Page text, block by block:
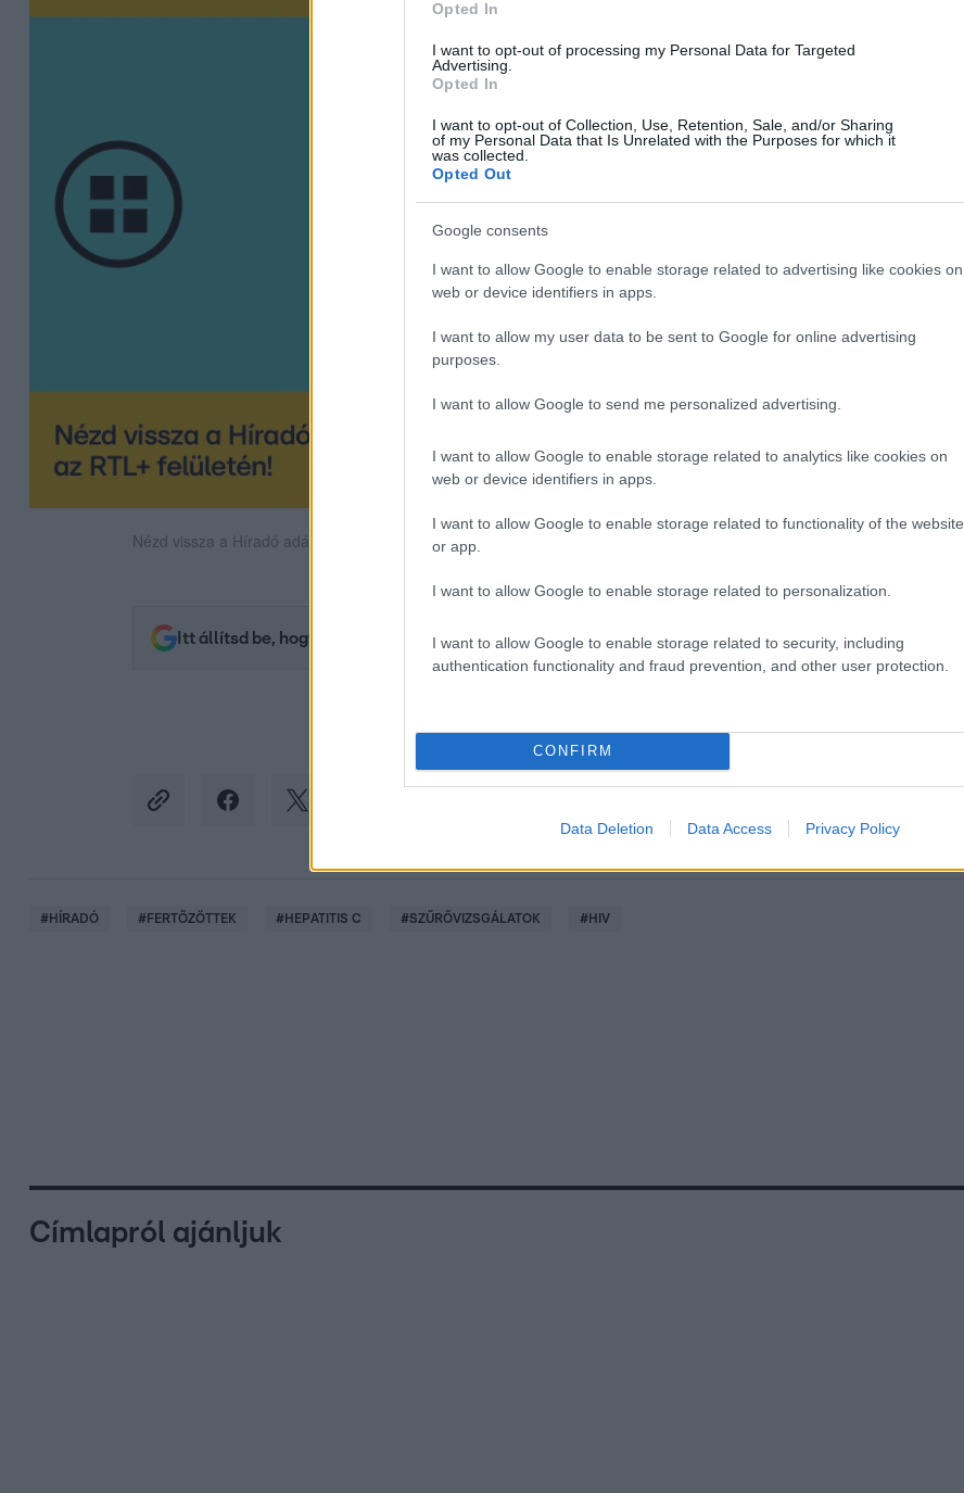
Opted In
I want to opt-out of processing my Personal Data for Targeted
Advertising.
Opted In
I want to opt-out of Collection, Use, Retention, Sale, and/or Sharing
of my Personal Data that Is Unrelated with the Purposes for which it
was collected.
Opted Out
Google consents
I want to allow Google to enable storage related to advertising like cookies on
web or device identifiers in apps.
I want to allow my user data to be sent to Google for online advertising
purposes.
I want to allow Google to send me personalized advertising.
I want to allow Google to enable storage related to analytics like cookies on
web or device identifiers in apps.
I want to allow Google to enable storage related to functionality of the website
or app.
I want to allow Google to enable storage related to personalization.
I want to allow Google to enable storage related to security, including
authentication functionality and fraud prevention, and other user protection.
CONFIRM
Data Deletion Data Access Privacy Policy
Nézd vissza a Híradó adásait az RTL+ felületén!
Itt állítsd be, hogy az RTL.hu az elsők között legyen a Google-találatokban!
#HÍRADÓ #FERTŐZÖTTEK #HEPATITIS C #SZŰRŐVIZSGÁLATOK #HIV
Címlapról ajánljuk